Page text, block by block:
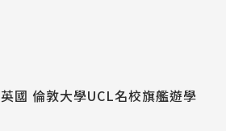
國 倫敦大學UCL名校旗艦遊學